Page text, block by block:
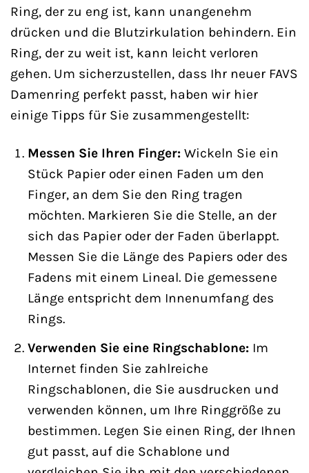
Ring, der zu eng ist, kann unangenehm
drücken und die Blutzirkulation behindern. Ein
Ring, der zu weit ist, kann leicht verloren
gehen. Um sicherzustellen, dass Ihr neuer FAVS
Damenring perfekt passt, haben wir hier
einige Tipps für Sie zusammengestellt:
Messen Sie Ihren Finger:Wickeln Sie ein
Stück Papier oder einen Faden um den
Finger, an dem Sie den Ring tragen
möchten. Markieren Sie die Stelle, an der
sich das Papier oder der Faden überlappt.
Messen Sie die Länge des Papiers oder des
Fadens mit einem Lineal. Die gemessene
Länge entspricht dem Innenumfang des
Rings.
Verwenden Sie eine Ringschablone:Im
Internet finden Sie zahlreiche
Ringschablonen, die Sie ausdrucken und
verwenden können, um Ihre Ringgröße zu
bestimmen. Legen Sie einen Ring, der Ihnen
gut passt, auf die Schablone und